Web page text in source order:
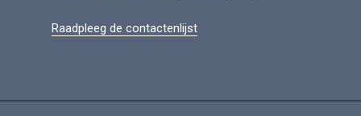
Raadpleeg de contactenlijst